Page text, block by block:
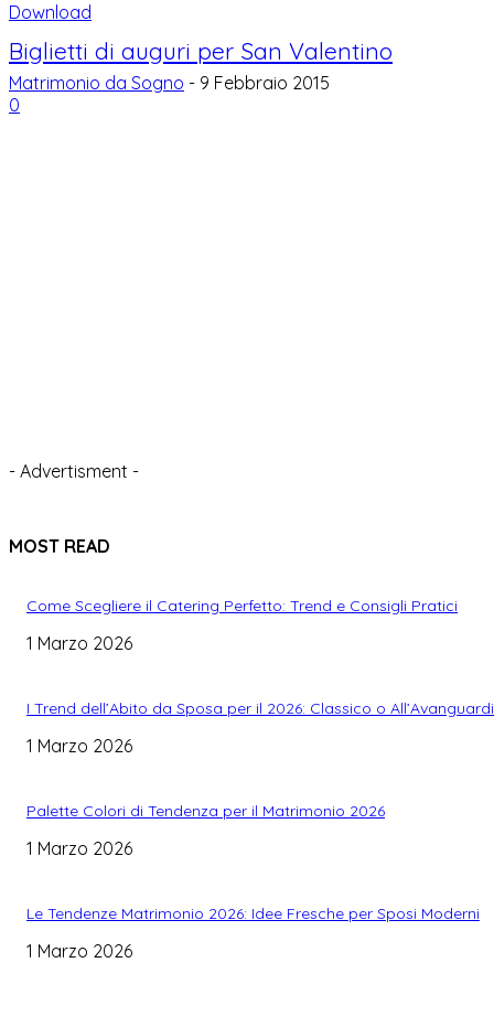
Download
Biglietti di auguri per San Valentino
Matrimonio da Sogno - 9 Febbraio 2015
0
- Advertisment -
MOST READ
Come Scegliere il Catering Perfetto: Trend e Consigli Pratici
1 Marzo 2026
I Trend dell’Abito da Sposa per il 2026: Classico o
1 Marzo 2026
Palette Colori di Tendenza per il Matrimonio 2026
1 Marzo 2026
Le Tendenze Matrimonio 2026: Idee Fresche per Sposi Moderni
1 Marzo 2026